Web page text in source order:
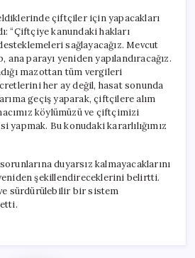
çiftçiler için yapacakları
“Çiftçiye kanundaki hakları
sağlayacağız. Mevcut
parayı yeniden yapılandıracağız.
mazottan tüm vergileri
her ay değil, hasat sonunda
geçiş yaparak, çiftçilere alım
köylümüzü ve çiftçimizi
Bu konudaki kararlılığımız
duyarsız kalmayacaklarını
şekillendireceklerini belirtti.
sürdürülebilir bir sistem